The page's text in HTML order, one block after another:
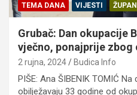
TEMA DANA VIJESTI
Grubač: Dan okupacije
vječno, ponajprije
2 rujna, 2024 Budica Info
PIŠE: Ana ŠIBENIK TOMIĆ
obilježavaju 33 godine od